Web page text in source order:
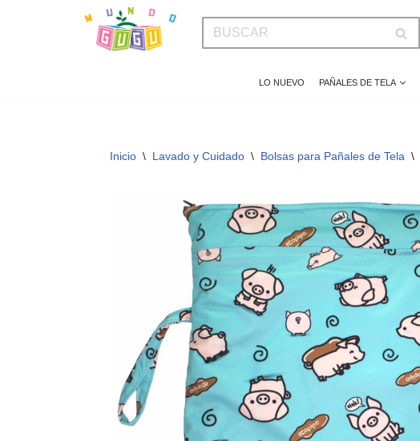
LO NUEVO PAÑALES DE TELA
Inicio \ Lavado y Cuidado \ Bolsas para Pañales de Tela \